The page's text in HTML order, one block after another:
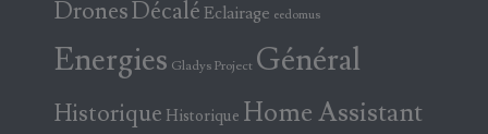
DronesDécalé Eclairage eedomus
Energies Gladys Project Général
Historique Historique Home Assistant